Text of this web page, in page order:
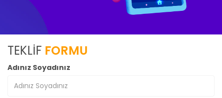
TEKLİF FORMU
Adınız Soyadınız